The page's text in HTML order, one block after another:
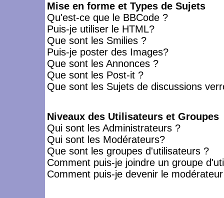
Mise en forme et Types de Sujets
Qu'est-ce que le BBCode ?
Puis-je utiliser le HTML?
Que sont les Smilies ?
Puis-je poster des Images?
Que sont les Annonces ?
Que sont les Post-it ?
Que sont les Sujets de discussions
Niveaux des Utilisateurs et Groupes
Qui sont les Administrateurs ?
Qui sont les Modérateurs?
Que sont les groupes d'utilisateurs ?
Comment puis-je joindre un groupe
Comment puis-je devenir le